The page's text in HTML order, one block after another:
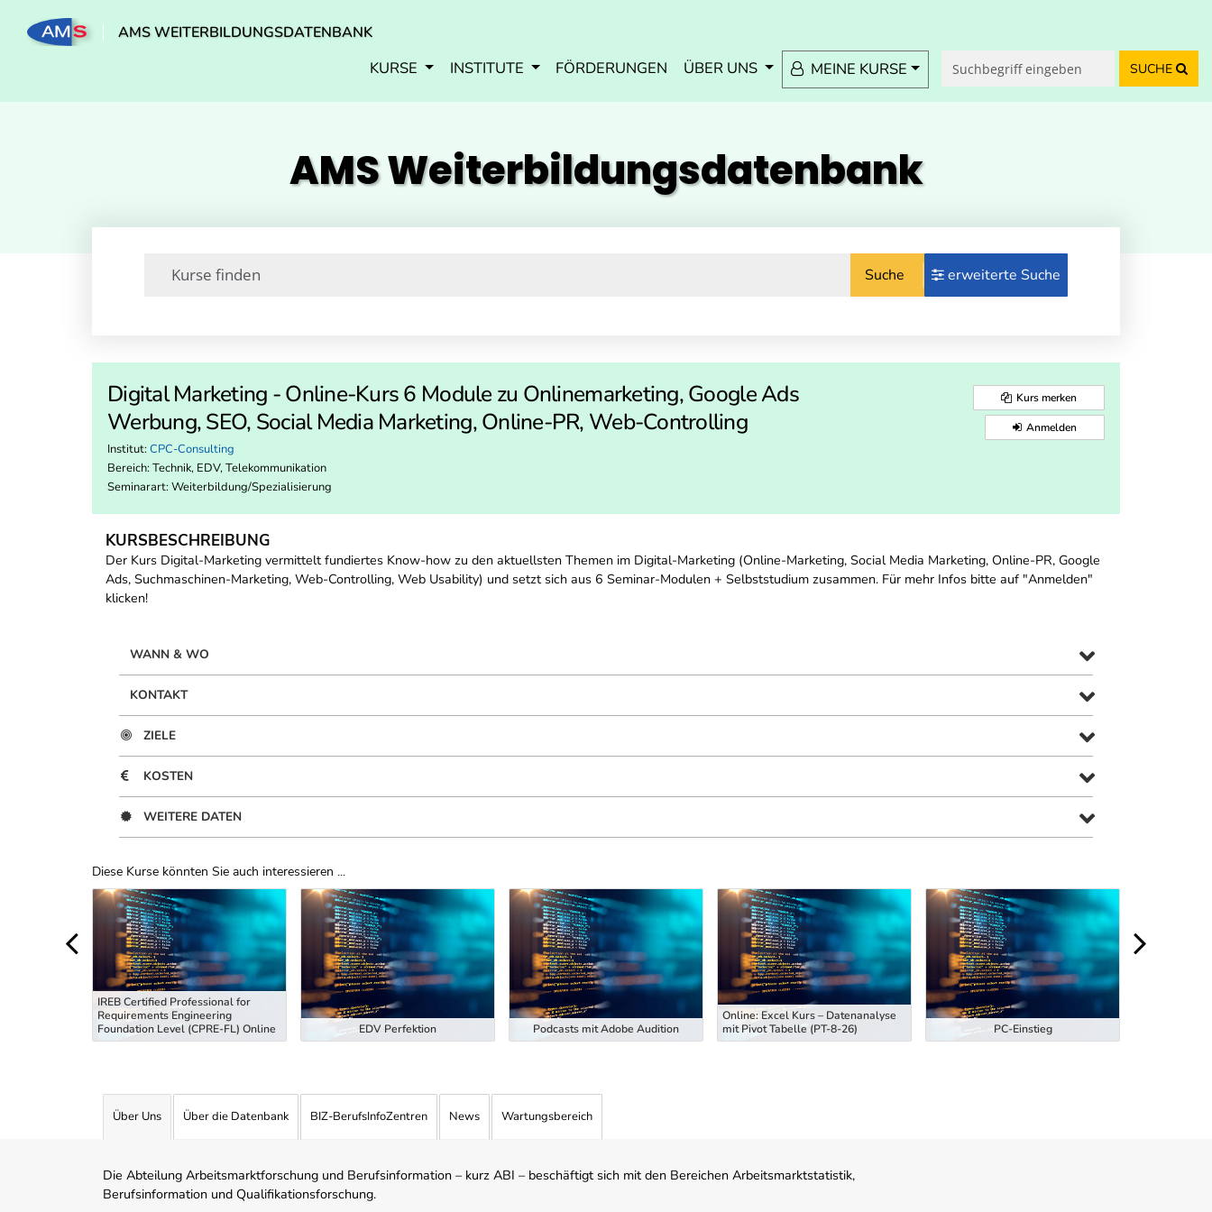
Zum Inhalt springen
Zum Navmenü springen
Zur Suche springen
Zur Footer springen
AMS WEITERBILDUNGSDATENBANK
KURSE INSTITUTE FÖRDERUNGEN ÜBER UNS MEINE KURSE SUCHE
AMS Weiterbildungs­datenbank
Suche erweiterte Suche
Digital Marketing - Online-Kurs 6 Module zu Onlinemarketing, Google Ads
Werbung, SEO, Social Media Marketing, Online-PR, Web-Controlling
Institut: CPC-Consulting
Bereich: Technik, EDV, Telekommunikation
Seminarart: Weiterbildung/Spezialisierung
Kurs merken
Anmelden
KURSBESCHREIBUNG
Der Kurs Digital-Marketing vermittelt fundiertes Know-how zu den aktuellsten Themen im Digital-Marketing (Online-Marketing, Social Media Marketing, Online-PR, Google
Ads, Suchmaschinen-Marketing, Web-Controlling, Web Usability) und setzt sich aus 6 Seminar-Modulen + Selbststudium zusammen. Für mehr Infos bitte auf "Anmelden"
klicken!
WANN & WO
KONTAKT
ZIELE
KOSTEN
WEITERE DATEN
Diese Kurse könnten Sie auch interessieren ...
Uber Weiterbildungsvorschläge
IREB Certified Professional for
Requirements Engineering
Foundation Level (CPRE-FL) Online
EDV Perfektion Podcasts mit Adobe Audition
Online: Excel Kurs – Datenanalyse
mit Pivot Tabelle (PT-8-26)
PC-Einstieg
Über Uns Über die Datenbank BIZ-BerufsInfoZentren News Wartungsbereich
Die Abteilung Arbeitsmarktforschung und Berufsinformation – kurz ABI – beschäftigt sich mit den Bereichen Arbeitsmarktstatistik,
Berufsinformation und Qualifikationsforschung.